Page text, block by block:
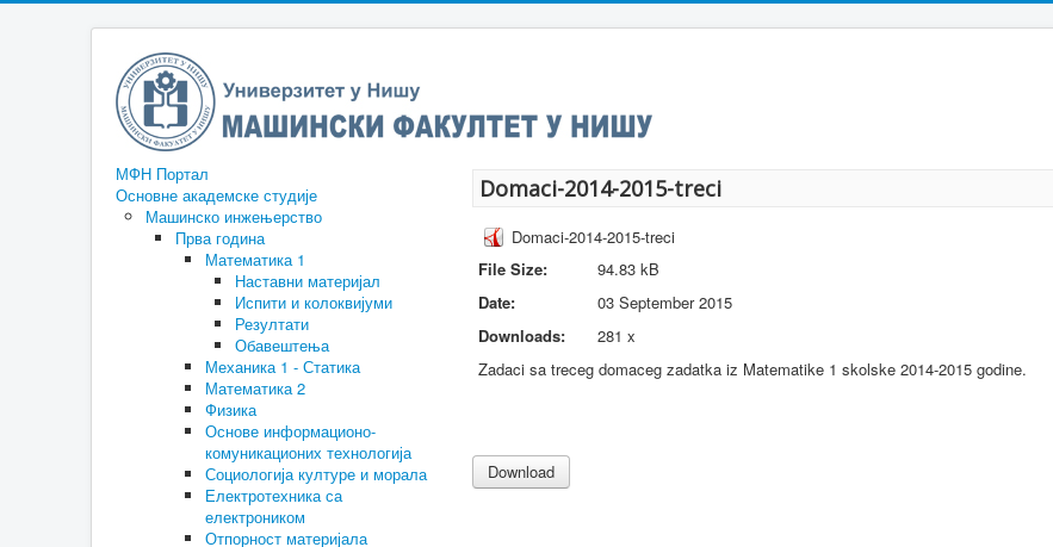
МФН Портал
Основне академске студије
Машинско инжењерство
Прва година
Математика 1
Наставни материјал
Испити и колоквијуми
Резултати
Обавештења
Механика 1 - Статика
Математика 2
Физика
Основе информационо-
комуникационих технологија
Социологија културе и морала
Електротехника са
електроником
Отпорност материјала
Domaci-2014-2015-treci
Domaci-2014-2015-treci
File Size:
94.83 kB
Date:
03 September 2015
Downloads:
281 x
Zadaci sa treceg domaceg zadatka iz Matematike 1 skolske 2014-2015 godine.